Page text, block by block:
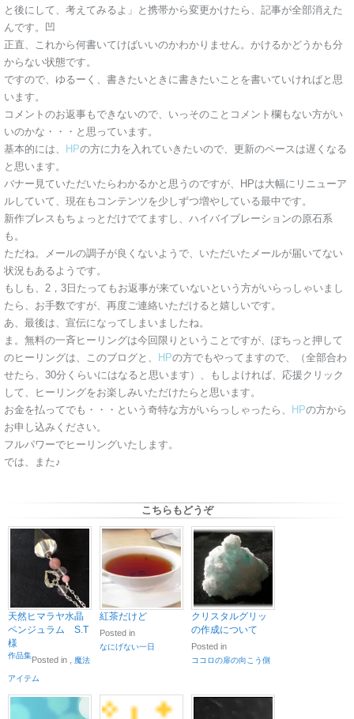
と後にして、考えてみるよ」と携帯から変更かけたら、記事が全部消えた
んです。凹
正直、これから何書いてけばいいのかわかりません。かけるかどうかも分
からない状態です。
ですので、ゆるーく、書きたいときに書きたいことを書いていければと思
います。
コメントのお返事もできないので、いっそのことコメント欄もない方がい
いのかな・・・と思っています。
基本的には、
HPの方に力を入れていきたいので、更新のペースは遅くなる
と思います。
バナー見ていただいたらわかるかと思うのですが、HPは大幅にリニューア
ルしていて、現在もコンテンツを少しずつ増やしている最中です。
新作ブレスもちょっとだけでてますし、ハイバイブレーションの原石系
も。
ただね。メールの調子が良くないようで、いただいたメールが届いてない
状況もあるようです。
もしも、2，3日たってもお返事が来ていないという方がいらっしゃいまし
たら、お手数ですが、再度ご連絡いただけると嬉しいです。
あ、最後は、宣伝になってしまいましたね。
ま。無料の一斉ヒーリングは今回限りということですが、ぽちっと押して
のヒーリングは、このブログと、
HPの方でもやってますので、（全部合わ
せたら、30分くらいにはなると思います）、もしよければ、応援クリック
して、ヒーリングをお楽しみいただけたらと思います。
お金を払ってでも・・・という奇特な方がいらっしゃったら、
HPの方から
お申し込みください。
フルパワーでヒーリングいたします。
では、また♪
こちらもどうぞ
天然ヒマラヤ水晶
ペンジュラム S.T
様
Posted in
作品集
魔法
アイテム
紅茶だけど
Posted in
なにげない一日
クリスタルグリッ
の作成について
Posted in
ココロの扉の向こう側